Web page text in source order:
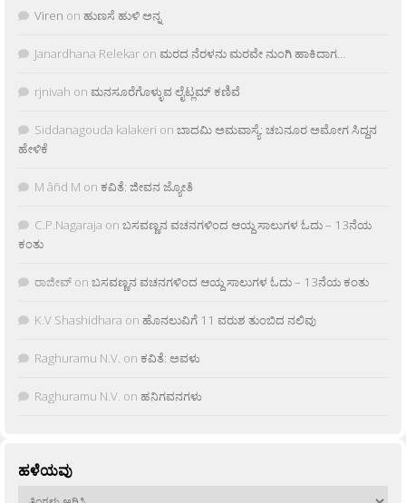
Viren on ಹುಣಸೆ ಹುಳಿ ಅನ್ನ
Janardhana Relekar on ಮರದ ನೆರಳನು ಮರವೇ ನುಂಗಿ ಹಾಕಿದಾಗ…
rjnivah on ಮನಸೂರೆಗೊಳ್ಳುವ ಲೈಟ್ಲಮ್ ಕಣಿವೆ
Siddanagouda kalakeri on ಬಾದಮಿ ಅಮವಾಸ್ಯೆ: ಚಬನೂರ ಅಮೋಗ ಸಿದ್ದನ
ಹೇಳಿಕೆ
M âñd M on ಕವಿತೆ: ಜೀವನ ಜ್ಯೋತಿ
C.P.Nagaraja on ಬಸವಣ್ಣನ ವಚನಗಳಿಂದ ಆಯ್ದ ಸಾಲುಗಳ ಓದು – 13ನೆಯ
ಕಂತು
ರಾಜೀವ್ on ಬಸವಣ್ಣನ ವಚನಗಳಿಂದ ಆಯ್ದ ಸಾಲುಗಳ ಓದು – 13ನೆಯ ಕಂತು
K.V Shashidhara on ಹೊನಲುವಿಗೆ 11 ವರುಶ ತುಂಬಿದ ನಲಿವು
Raghuramu N.V. on ಕವಿತೆ: ಅವಳು
Raghuramu N.V. on ಹನಿಗವನಗಳು
ಹಳೆಯವು
ಹಳೆಯವು